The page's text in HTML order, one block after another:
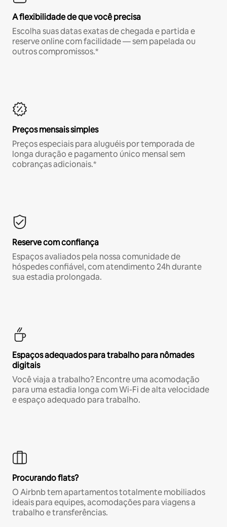
A flexibilidade de que você precisa
Escolha suas datas exatas de chegada e partida e
reserve online com facilidade — sem papelada ou
outros compromissos.*
Preços mensais simples
Preços especiais para aluguéis por temporada de
longa duração e pagamento único mensal sem
cobranças adicionais.*
Reserve com confiança
Espaços avaliados pela nossa comunidade de
hóspedes confiável, com atendimento 24h durante
sua estadia prolongada.
Espaços adequados para trabalho para nômades
digitais
Você viaja a trabalho? Encontre uma acomodação
para uma estadia longa com Wi-Fi de alta velocidade
e espaço adequado para trabalho.
Procurando flats?
O Airbnb tem apartamentos totalmente mobiliados
ideais para equipes, acomodações para viagens a
trabalho e transferências.